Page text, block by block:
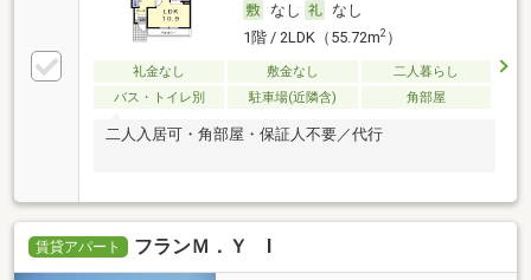
なし
なし
1階 / 2LDK（55.72m2）
礼金なし 敷金なし
二人暮らし
バス・トイレ別
駐車場(近隣含) 角部屋
二人入居可・角部屋・保証人不要／代行
賃貸アパート フランＭ．Ｙ Ⅰ